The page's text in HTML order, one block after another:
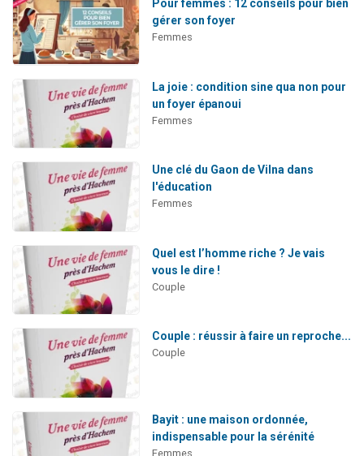
Pour femmes : 12 conseils pour bien
gérer son foyer
Femmes
La joie : condition sine qua non pour
un foyer épanoui
Femmes
Une clé du Gaon de Vilna dans
l'éducation
Femmes
Quel est l’homme riche ? Je vais
vous le dire !
Couple
Couple : réussir à faire un reproche...
Couple
Bayit : une maison ordonnée,
indispensable pour la sérénité
Femmes